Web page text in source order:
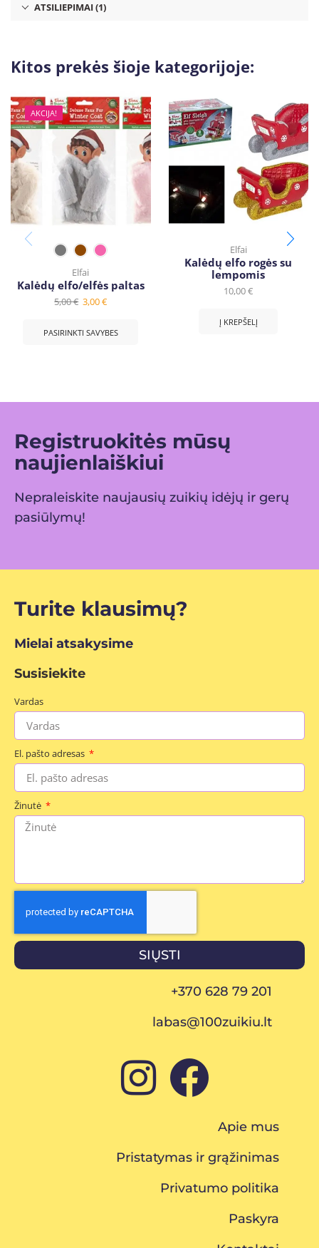
ATSILIEPIMAI (1)
Kitos prekės šioje kategorijoje:
AKCIJA!
Elfai
Kalėdų elfo/elfės paltas
5,00€ 3,00€
PASIRINKTI SAVYBES
Elfai
Kalėdų elfo rogės su
lempomis
10,00€
Į KREPŠELĮ
Registruokitės mūsų
naujienlaiškiui
Nepraleiskite naujausių zuikių idėjų ir gerų
pasiūlymų!
Turite klausimų?
Mielai atsakysime
Susisiekite
Vardas
El. pašto adresas
Žinutė
SIŲSTI
+370 628 79 201
labas@100zuikiu.lt
Apie mus
Pristatymas ir grąžinimas
Privatumo politika
Paskyra